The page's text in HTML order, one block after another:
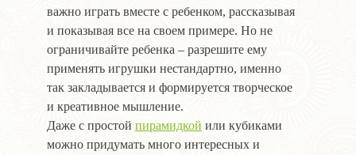
важно играть вместе с ребенком, рассказывая
и показывая все на своем примере. Но не
ограничивайте ребенка – разрешите ему
применять игрушки нестандартно, именно
так закладывается и формируется творческое
и креативное мышление.
Даже с простой пирамидкой или кубиками
можно придумать много интересных и